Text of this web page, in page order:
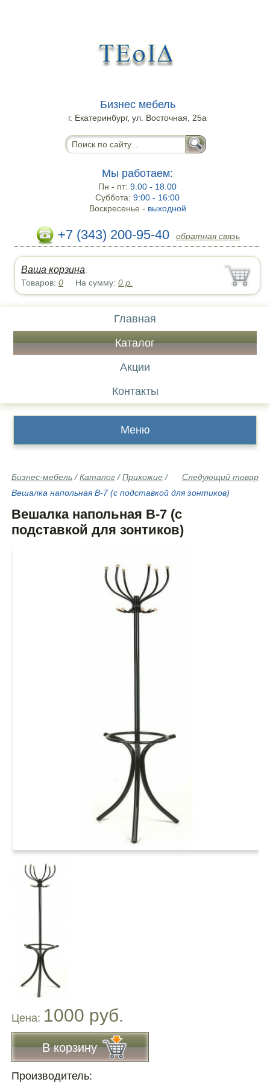
Бизнес мебель
г. Екатеринбург, ул. Восточная, 25а
Мы работаем:
Пн - пт:9.00 - 18.00
Суббота:9:00 - 16:00
Воскресенье - выходной
+7 (343) 200-95-40 обратная связь
Ваша корзина:
Товаров:0 На сумму:0 р.
Главная
Каталог
Акции
Контакты
Меню
Следующий товар
Бизнес-мебель /Каталог /Прихожие /
Вешалка напольная В-7 (с подставкой для зонтиков)
Вешалка напольная В-7 (с
подставкой для зонтиков)
Цена: 1000 руб.
В корзину
Производитель: